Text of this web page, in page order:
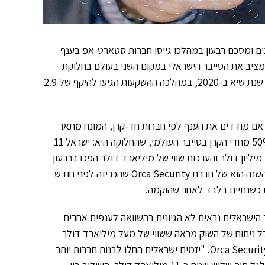
שיא של כל הזמנים ומסכם רבעון במהלכו גייסו חברות סטארט-אפ בענף
היקף ההשקעות מציב את הסייבר הישראלי במקום השני בעולם בחלוקת
ההשקעות אחרי ארה"ב. הביצועים הם המשך מגמה לאחר שכבר נרשמה שנת שיא ב-2020, במהלכה ההשקעות הגיעו להיקף של 2.9
אם מודדים את הענף לפי חברות חד-קרן, המונח מתאר
חברה פרטית שהגיעה לשווי של מעל מיליארד דולר. בישראל נמצאים 50% מחדי הקרן בסייבר העולמי, שהחלוקה היא: ישראל 11
חברות, ארה"ב 8, סין 1, אירלנד 1, שוויץ 1. סבבי גיוס הון של 100 ו-200 מיליון דולר והערכות שווי של מיליארד דולר הפכו ברבעון
שחלף לדבר שבשגרה, אחד הגיוסים הגדולים ביותר ברבעון הראשון של השנה הוא של חברת Orca Security שהכריזה לפני חודש
נראית לא הגיונית בהשוואה לענפים אחרים
ניתוח של השוק מראה ששווי של מעל מיליארד דולר
לחברות סייבר הן הערכות חסר במקרים רבים", אומר גיל גרון, ממייסדי Orca Security. "יזמים ישראלים החלו לבנות חברות יותר